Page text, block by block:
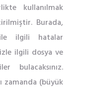
kullanılmak
Burada,
ile ilgili hatalar
ilgili dosya ve
bulacaksınız.
zamanda (büyük